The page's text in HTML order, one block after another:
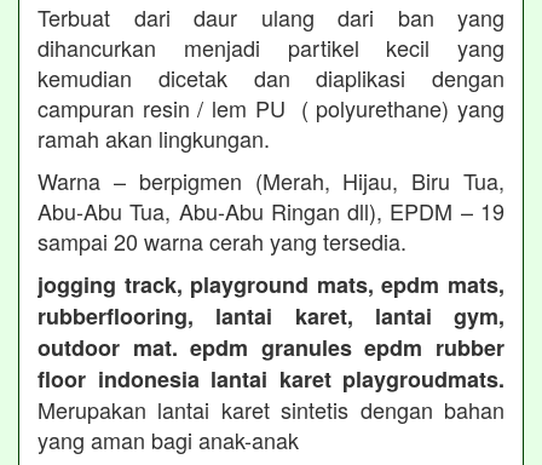
Terbuat dari daur ulang dari ban yang
dihancurkan menjadi partikel kecil yang
kemudian dicetak dan diaplikasi dengan
campuran resin / lem PU ( polyurethane) yang
ramah akan lingkungan.
Warna – berpigmen (Merah, Hijau, Biru Tua,
Abu-Abu Tua, Abu-Abu Ringan dll), EPDM – 19
sampai 20 warna cerah yang tersedia.
jogging track, playground mats, epdm mats,
rubberflooring, lantai karet, lantai gym,
outdoor mat. epdm granules epdm rubber
floor indonesia lantai karet playgroudmats.
Merupakan lantai karet sintetis dengan bahan
yang aman bagi anak-anak